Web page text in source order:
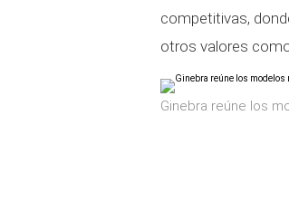
competitivas,
otros valores
Ginebra reúne los